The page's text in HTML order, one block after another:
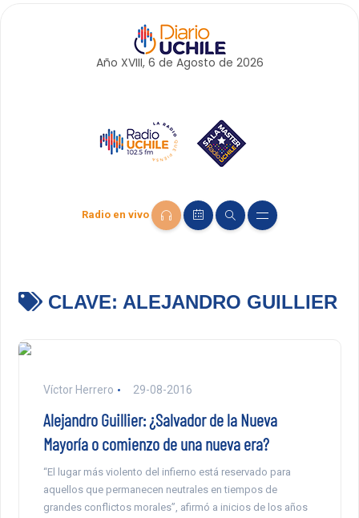
Año XVIII, 6 de Agosto de 2026
Radio en vivo
CLAVE: ALEJANDRO GUILLIER
Víctor Herrero 29-08-2016
Alejandro Guillier: ¿Salvador de la Nueva
Mayoría o comienzo de una nueva era?
“El lugar más violento del infierno está reservado para
aquellos que permanecen neutrales en tiempos de
grandes conflictos morales”, afirmó a inicios de los años